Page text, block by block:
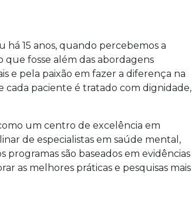
15 anos, quando percebemos a
fosse além das abordagens
e pela paixão em fazer a diferença na
cada paciente é tratado com dignidade,
um centro de excelência em
de especialistas em saúde mental,
programas são baseados em evidências
as melhores práticas e pesquisas mais